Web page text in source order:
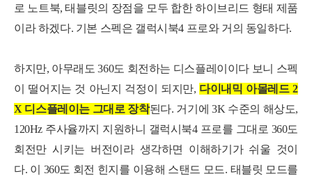
로 노트북, 태블릿의 장점을 모두 합한 하이브리드 형태 제품
이라 하겠다. 기본 스펙은 갤럭시북4 프로와 거의 동일하다.
하지만, 아무래도 360도 회전하는 디스플레이이다 보니 스펙
이 떨어지는 것 아닌지 걱정이 되지만, 다이내믹 아몰레드 2
X 디스플레이는 그대로 장착된다. 거기에 3K 수준의 해상도,
120Hz 주사율까지 지원하니 갤럭시북4 프로를 그대로 360도
회전만 시키는 버전이라 생각하면 이해하기가 쉬울 것이
다. 이 360도 회전 힌지를 이용해 스탠드 모드. 태블릿 모드를